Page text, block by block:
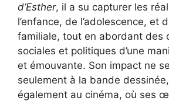
d’Esther, il a su capturer les
l’enfance, de l’adolescence, et
familiale, tout en abordant des
sociales et politiques d’une
et émouvante. Son impact ne
seulement à la bande dessinée,
également au cinéma, où ses